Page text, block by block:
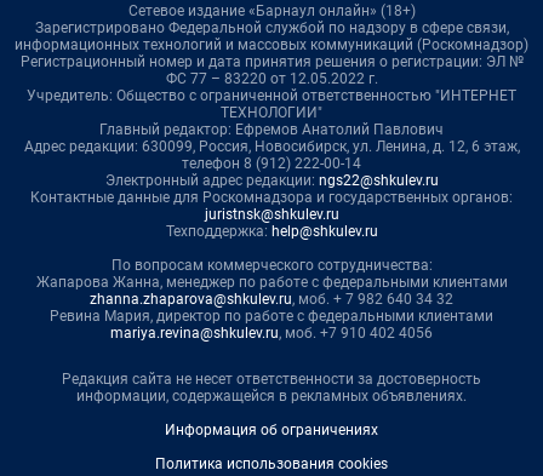
Сетевое издание «Барнаул онлайн» (18+)
Зарегистрировано Федеральной службой по надзору в сфере связи,
информационных технологий и массовых коммуникаций (Роскомнадзор)
Регистрационный номер и дата принятия решения о регистрации: ЭЛ №
ФС 77 – 83220 от 12.05.2022 г.
Учредитель: Общество с ограниченной ответственностью "ИНТЕРНЕТ
ТЕХНОЛОГИИ"
Главный редактор: Ефремов Анатолий Павлович
Адрес редакции: 630099, Россия, Новосибирск, ул. Ленина, д. 12, 6 этаж,
телефон 8 (912) 222-00-14
Электронный адрес редакции: ngs22@shkulev.ru
Контактные данные для Роскомнадзора и государственных органов:
juristnsk@shkulev.ru
Техподдержка: help@shkulev.ru
По вопросам коммерческого сотрудничества:
Жапарова Жанна, менеджер по работе с федеральными клиентами
zhanna.zhaparova@shkulev.ru, моб. + 7 982 640 34 32
Ревина Мария, директор по работе с федеральными клиентами
mariya.revina@shkulev.ru, моб. +7 910 402 4056
Редакция сайта не несет ответственности за достоверность
информации, содержащейся в рекламных объявлениях.
Информация об ограничениях
Политика использования cookies